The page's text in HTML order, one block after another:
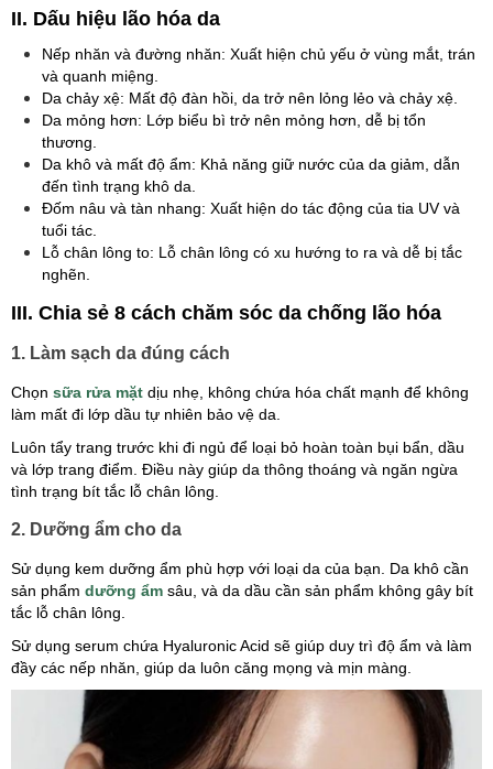
II. Dấu hiệu lão hóa da
Nếp nhăn và đường nhăn: Xuất hiện chủ yếu ở vùng mắt, trán
và quanh miệng.
Da chảy xệ: Mất độ đàn hồi, da trở nên lỏng lẻo và chảy xệ.
Da mỏng hơn: Lớp biểu bì trở nên mỏng hơn, dễ bị tổn
thương.
Da khô và mất độ ẩm: Khả năng giữ nước của da giảm, dẫn
đến tình trạng khô da.
Đốm nâu và tàn nhang: Xuất hiện do tác động của tia UV và
tuổi tác.
Lỗ chân lông to: Lỗ chân lông có xu hướng to ra và dễ bị tắc
nghẽn.
III. Chia sẻ 8 cách chăm sóc da chống lão hóa
1. Làm sạch da đúng cách
Chọn sữa rửa mặt dịu nhẹ, không chứa hóa chất mạnh để không
làm mất đi lớp dầu tự nhiên bảo vệ da.
Luôn tẩy trang trước khi đi ngủ để loại bỏ hoàn toàn bụi bẩn, dầu
và lớp trang điểm. Điều này giúp da thông thoáng và ngăn ngừa
tình trạng bít tắc lỗ chân lông.
2. Dưỡng ẩm cho da
Sử dụng kem dưỡng ẩm phù hợp với loại da của bạn. Da khô cần
sản phẩm dưỡng ẩm sâu, và da dầu cần sản phẩm không gây bít
tắc lỗ chân lông.
Sử dụng serum chứa Hyaluronic Acid sẽ giúp duy trì độ ẩm và làm
đầy các nếp nhăn, giúp da luôn căng mọng và mịn màng.